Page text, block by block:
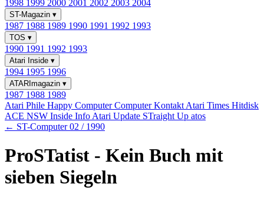
1998 1999 2000 2001 2002 2003 2004
ST-Magazin ▾
1987 1988 1989 1990 1991 1992 1993
TOS ▾
1990 1991 1992 1993
Atari Inside ▾
1994 1995 1996
ATARImagazin ▾
1987 1988 1989
Atari Phile Happy ComputerComputer Kontakt Atari Times Hitdisk
ACE NSW Inside Info Atari Update STraight Up atos
← ST-Computer 02 / 1990
ProSTatist - Kein Buch mit
sieben Siegeln